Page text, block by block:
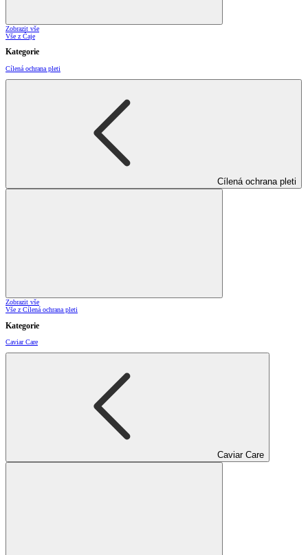
Zobrazit vše
Vše z Čaje
Kategorie
Cílená ochrana pleti
Cílená ochrana pleti
Zobrazit vše
Vše z Cílená ochrana pleti
Kategorie
Caviar Care
Caviar Care